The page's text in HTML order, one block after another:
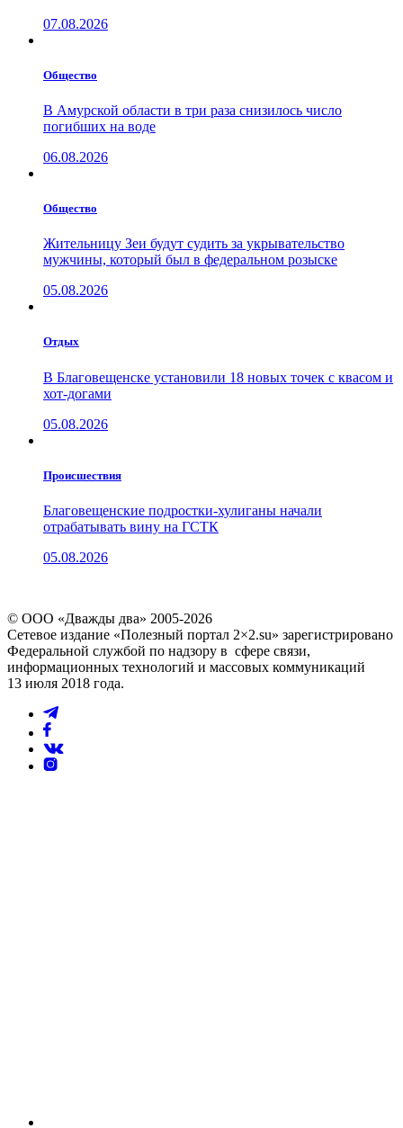
07.08.2026
Общество
В Амурской области в три раза снизилось число
погибших на воде
06.08.2026
Общество
Жительницу Зеи будут судить за укрывательство
мужчины, который был в федеральном розыске
05.08.2026
Отдых
В Благовещенске установили 18 новых точек с квасом и
хот-догами
05.08.2026
Проиcшествия
Благовещенские подростки-хулиганы начали
отрабатывать вину на ГСТК
05.08.2026
© ООО «Дважды два» 2005-2026
Сетевое издание «Полезный портал 2×2.su» зарегистрировано
Федеральной службой по надзору в сфере связи,
информационных технологий и массовых коммуникаций
13 июля 2018 года.